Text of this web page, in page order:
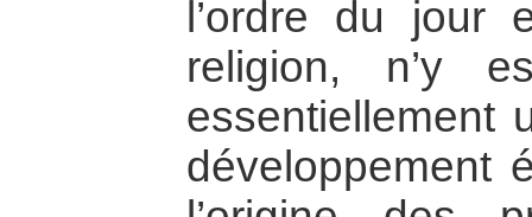
l’ordre du jour
religion, n’y
essentiellement
développement